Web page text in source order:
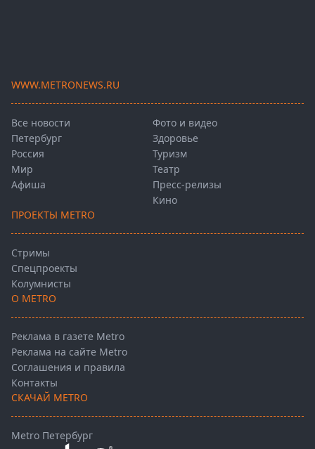
WWW.METRONEWS.RU
Все новости
Петербург
Россия
Мир
Афиша
Фото и видео
Здоровье
Туризм
Театр
Пресс-релизы
Кино
ПРОЕКТЫ METRO
Стримы
Спецпроекты
Колумнисты
О METRO
Реклама в газете Metro
Реклама на сайте Metro
Соглашения и правила
Контакты
СКАЧАЙ METRO
Metro Петербург